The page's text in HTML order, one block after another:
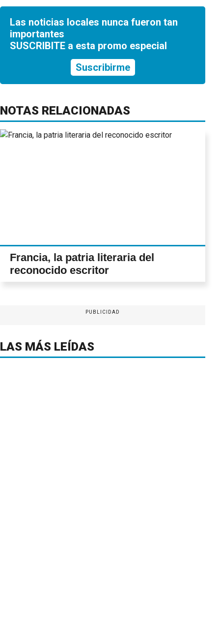
Las noticias locales nunca fueron tan
importantes
SUSCRIBITE a esta promo especial
Suscribirme
NOTAS RELACIONADAS
Francia, la patria literaria del
reconocido escritor
PUBLICIDAD
LAS MÁS LEÍDAS